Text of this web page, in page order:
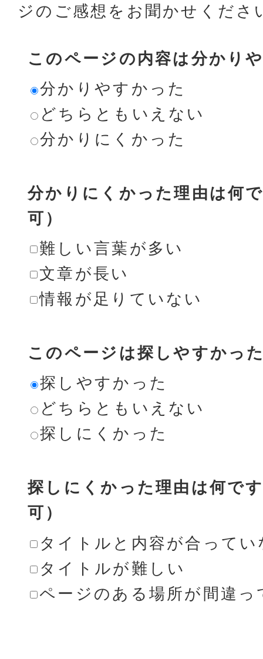
ジのご感想をお聞かせくださ
このページの内容は分かり
分かりやすかった
どちらともいえない
分かりにくかった
分かりにくかった理由は何
可）
難しい言葉が多い
文章が長い
情報が足りていない
このページは探しやすかっ
探しやすかった
どちらともいえない
探しにくかった
探しにくかった理由は何で
可）
タイトルと内容が合ってい
タイトルが難しい
ページのある場所が間違っ